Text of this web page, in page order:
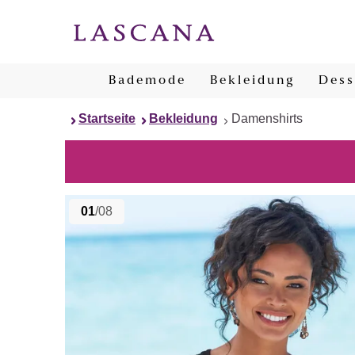
Bademode Bekleidung
Startseite Bekleidung Damenshirts
01/08